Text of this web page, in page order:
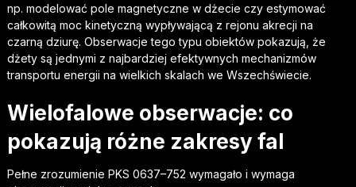
np. modelować pole magnetyczne w dżecie czy estymować
całkowitą moc kinetyczną wypływającą z rejonu akrecji na
czarną dziurę. Obserwacje tego typu obiektów pokazują, że
dżety są jednymi z najbardziej efektywnych mechanizmów
transportu energii na wielkich skalach we Wszechświecie.
Wielofalowe obserwacje: co
pokazują różne zakresy fal
Pełne zrozumienie PKS 0637–752 wymagało i wymaga